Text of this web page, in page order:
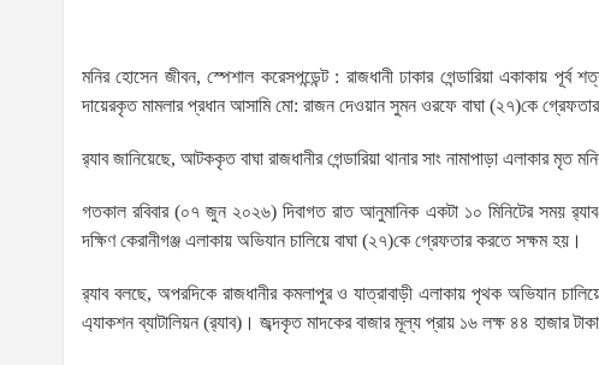
মনির হোসেন জীবন, স্পেশাল করেসপন্ডেন্ট : রাজধানী ঢাকার গেন্ডারিয়া একাকায়
দায়েরকৃত মামলার প্রধান আসামি মো: রাজন দেওয়ান সুমন ওরফে বাঘা (২৭)কে
র‌্যাব জানিয়েছে, আটককৃত বাঘা রাজধানীর গেন্ডারিয়া থানার সাং নামাপাড়া এলাকার
গতকাল রবিবার (০৭ জুন ২০২৬) দিবাগত রাত আনুমানিক একটা ১০ মিনিটের সময়
দক্ষিণ কেরানীগঞ্জ এলাকায় অভিযান চালিয়ে বাঘা (২৭)কে গ্রেফতার করতে সক্ষম হয়।
র‌্যাব বলছে, অপরদিকে রাজধানীর কমলাপুর ও যাত্রাবাড়ী এলাকায় পৃথক অভিযান
এ্যাকশন ব্যাটালিয়ন (র‌্যাব)। জব্দকৃত মাদকের বাজার মূল্য প্রায় ১৬ লক্ষ ৪৪ হাজার